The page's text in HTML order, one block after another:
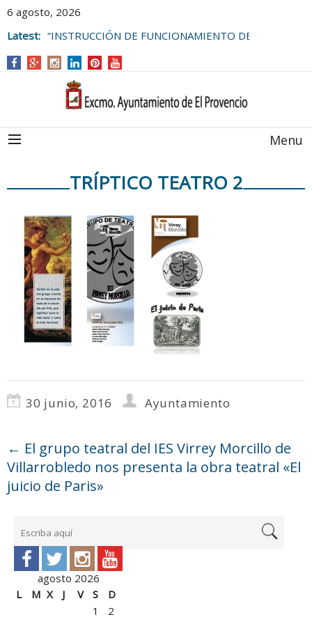
6 agosto, 2026
Latest: “INSTRUCCIÓN DE FUNCIONAMIENTO DE
AYUNTAMIENTO DE EL PROVENCIO
Menu
TRÍPTICO TEATRO 2
30 junio, 2016 Ayuntamiento
← El grupo teatral del IES Virrey Morcillo de
Villarrobledo nos presenta la obra teatral «El
juicio de Paris»
agosto 2026
L
M X J V S
D
1
2